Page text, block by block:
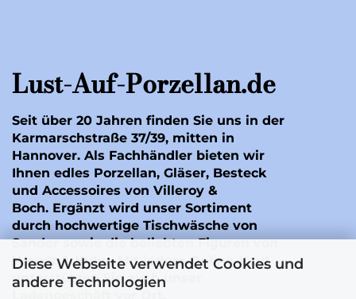
Diese Webseite verwendet Cookies und
andere Technologien
Lust-Auf-Porzellan.de
Seit über 20 Jahren finden Sie uns in der
Karmarschstraße 37/39, mitten in
Hannover. Als Fachhändler bieten wir
Ihnen edles Porzellan, Gläser, Besteck
und Accessoires von Villeroy &
Boch. Ergänzt wird unser Sortiment
durch hochwertige Tischwäsche von
Sandersowie die beliebten Figuren von
Wendt & Kühn. Mit jedem Online-Kauf
unterstützen Sie auch unser